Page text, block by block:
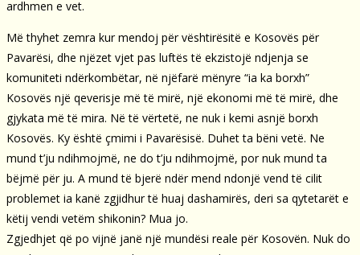
ardhmen e vet.
Më thyhet zemra kur mendoj për vështirësitë e Kosovës për
Pavarësi, dhe njëzet vjet pas luftës të ekzistojë ndjenja se
komuniteti ndërkombëtar, në njëfarë mënyre “ia ka borxh”
Kosovës një qeverisje më të mirë, një ekonomi më të mirë, dhe
gjykata më të mira. Në të vërtetë, ne nuk i kemi asnjë borxh
Kosovës. Ky është çmimi i Pavarësisë. Duhet ta bëni vetë. Ne
mund t’ju ndihmojmë, ne do t’ju ndihmojmë, por nuk mund ta
bëjmë për ju. A mund të bjerë ndër mend ndonjë vend të cilit
problemet ia kanë zgjidhur të huaj dashamirës, deri sa qytetarët e
këtij vendi vetëm shikonin? Mua jo.
Zgjedhjet që po vijnë janë një mundësi reale për Kosovën. Nuk do